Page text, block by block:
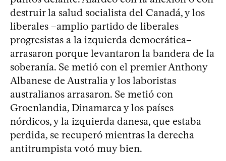
destruir la salud socialista del Canadá, y los
liberales –amplio partido de liberales
progresistas a la izquierda democrática–
arrasaron porque levantaron la bandera de la
soberanía. Se metió con el premier Anthony
Albanese de Australia y los laboristas
australianos arrasaron. Se metió con
Groenlandia, Dinamarca y los países
nórdicos, y la izquierda danesa, que estaba
perdida, se recuperó mientras la derecha
antitrumpista votó muy bien.